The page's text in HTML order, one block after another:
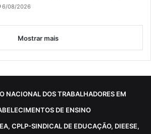
6/08/2026
Mostrar mais
NACIONAL DOS TRABALHADORES EM
DE ENSINO
CPLP-SINDICAL DE EDUCAÇÃO, DIEESE,